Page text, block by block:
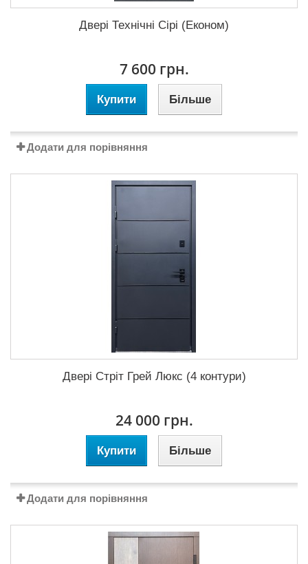
Двері Технічні Сірі (Економ)
7 600 грн.
Купити Більше
Додати для порівняння
Двері Стріт Грей Люкс (4 контури)
24 000 грн.
Купити Більше
Додати для порівняння